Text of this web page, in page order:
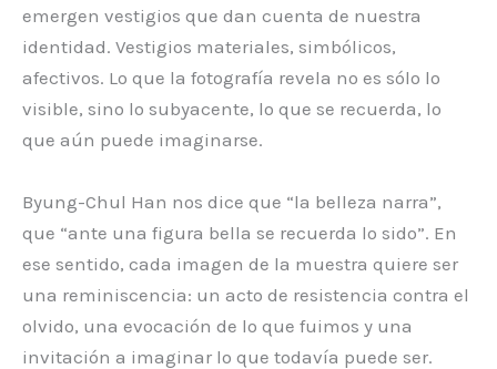
emergen vestigios que dan cuenta de nuestra
identidad. Vestigios materiales, simbólicos,
afectivos. Lo que la fotografía revela no es sólo lo
visible, sino lo subyacente, lo que se recuerda, lo
que aún puede imaginarse.
Byung-Chul Han nos dice que “la belleza narra”,
que “ante una figura bella se recuerda lo sido”. En
ese sentido, cada imagen de la muestra quiere ser
una reminiscencia: un acto de resistencia contra el
olvido, una evocación de lo que fuimos y una
invitación a imaginar lo que todavía puede ser.